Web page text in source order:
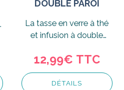
DOUBLE PAROI
La tasse en verre à thé
et infusion à double
vous...
12,99€ TTC
DÉTAILS